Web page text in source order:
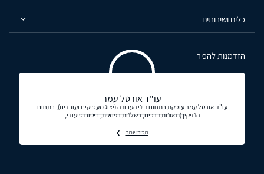
כלים ושירותים
הזדמנות להכיר
עו"ד אורטל עמר
עו"ד אורטל עמר עוסקת בתחום דיני העבודה (יצוג מעסיקים ועובדים), בתחום
הנזיקין (תאונות דרכים, רשלנות רפואית, ביטוח סיעודי,
תכירו יותר